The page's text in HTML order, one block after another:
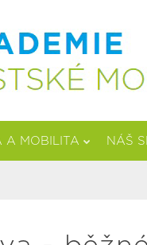
A MOBILITA NÁŠ